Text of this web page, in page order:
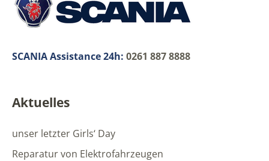
SCANIA Assistance 24h: 0261 887 8888
Aktuelles
unser letzter Girls‘ Day
Reparatur von Elektrofahrzeugen